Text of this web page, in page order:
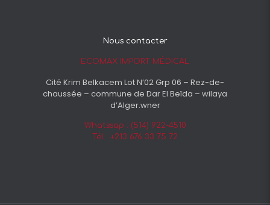
Nous contacter
ECOMAX IMPORT MÉDICAL
Cité Krim Belkacem Lot N’02 Grp 06 – Rez-de-
chaussée – commune de Dar El Beïda – wilaya
d’Alger.wner
Whatssap : (514) 922-4510
Tél : +213 676 33 75 72